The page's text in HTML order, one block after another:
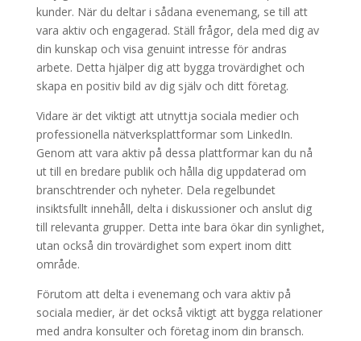
kunder. När du deltar i sådana evenemang, se till att
vara aktiv och engagerad. Ställ frågor, dela med dig av
din kunskap och visa genuint intresse för andras
arbete. Detta hjälper dig att bygga trovärdighet och
skapa en positiv bild av dig själv och ditt företag.
Vidare är det viktigt att utnyttja sociala medier och
professionella nätverksplattformar som LinkedIn.
Genom att vara aktiv på dessa plattformar kan du nå
ut till en bredare publik och hålla dig uppdaterad om
branschtrender och nyheter. Dela regelbundet
insiktsfullt innehåll, delta i diskussioner och anslut dig
till relevanta grupper. Detta inte bara ökar din synlighet,
utan också din trovärdighet som expert inom ditt
område.
Förutom att delta i evenemang och vara aktiv på
sociala medier, är det också viktigt att bygga relationer
med andra konsulter och företag inom din bransch.